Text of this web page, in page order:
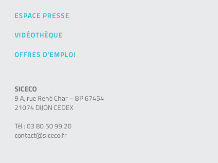
ESPACE PRESSE
VIDÉOTHÈQUE
OFFRES D’EMPLOI
SICECO
9 A, rue René Char – BP 67454
21074 DIJON CEDEX
Tél : 03 80 50 99 20
contact@siceco.fr